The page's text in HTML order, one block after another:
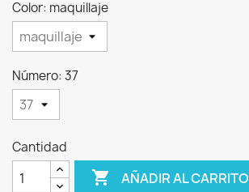
Color: maquillaje
Número: 37
Cantidad
 AÑADIR AL CARRITO
Crear lista de deseos
Nombre de la lista de deseos